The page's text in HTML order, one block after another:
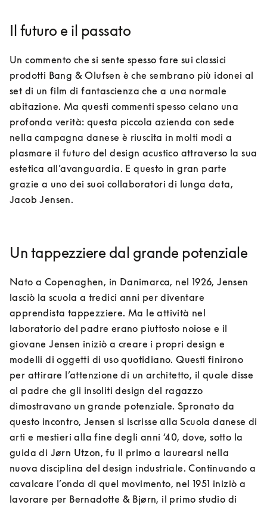
Il futuro e il passato
Un commento che si sente spesso fare sui classici
prodotti Bang & Olufsen è che sembrano più idonei al
set di un film di fantascienza che a una normale
abitazione. Ma questi commenti spesso celano una
profonda verità: questa piccola azienda con sede
nella campagna danese è riuscita in molti modi a
plasmare il futuro del design acustico attraverso la sua
estetica all’avanguardia. E questo in gran parte
grazie a uno dei suoi collaboratori di lunga data,
Jacob Jensen.
Un tappezziere dal grande potenziale
Nato a Copenaghen, in Danimarca, nel 1926, Jensen
lasciò la scuola a tredici anni per diventare
apprendista tappezziere. Ma le attività nel
laboratorio del padre erano piuttosto noiose e il
giovane Jensen iniziò a creare i propri design e
modelli di oggetti di uso quotidiano. Questi finirono
per attirare l’attenzione di un architetto, il quale disse
al padre che gli insoliti design del ragazzo
dimostravano un grande potenziale. Spronato da
questo incontro, Jensen si iscrisse alla Scuola danese di
arti e mestieri alla fine degli anni ‘40, dove, sotto la
guida di Jørn Utzon, fu il primo a laurearsi nella
nuova disciplina del design industriale. Continuando a
cavalcare l’onda di quel movimento, nel 1951 iniziò a
lavorare per Bernadotte & Bjørn, il primo studio di